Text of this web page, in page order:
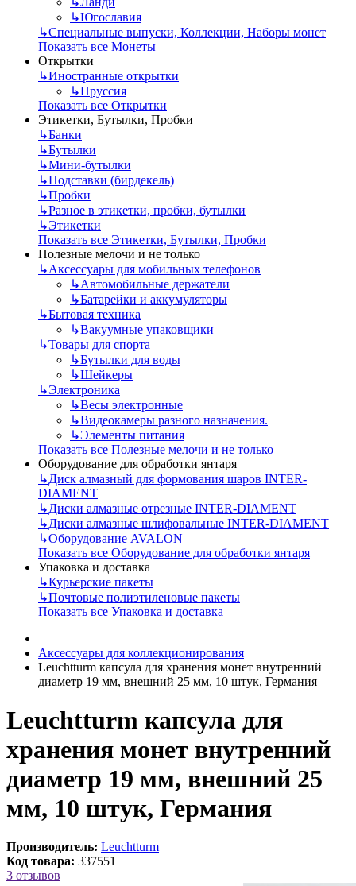
↳Югославия
↳Специальные выпуски, Коллекции, Наборы монет
Показать все Монеты
Открытки
↳Иностранные открытки
↳Пруссия
Показать все Открытки
Этикетки, Бутылки, Пробки
↳Банки
↳Бутылки
↳Мини-бутылки
↳Подставки (бирдекель)
↳Пробки
↳Разное в этикетки, пробки, бутылки
↳Этикетки
Показать все Этикетки, Бутылки, Пробки
Полезные мелочи и не только
↳Аксессуары для мобильных телефонов
↳Автомобильные держатели
↳Батарейки и аккумуляторы
↳Бытовая техника
↳Вакуумные упаковщики
↳Товары для спорта
↳Бутылки для воды
↳Шейкеры
↳Электроника
↳Весы электронные
↳Видеокамеры разного назначения.
↳Элементы питания
Показать все Полезные мелочи и не только
Оборудование для обработки янтаря
↳Диск алмазный для формования шаров INTER-
DIAMENT
↳Диски алмазные отрезные INTER-DIAMENT
↳Диски алмазные шлифовальные INTER-DIAMENT
↳Оборудование AVALON
Показать все Оборудование для обработки янтаря
Упаковка и доставка
↳Курьерские пакеты
↳Почтовые полиэтиленовые пакеты
Показать все Упаковка и доставка
Аксессуары для коллекционирования
Leuchtturm капсула для хранения монет внутренний
диаметр 19 мм, внешний 25 мм, 10 штук, Германия
Leuchtturm капсула для
хранения монет внутренний
диаметр 19 мм, внешний 25
мм, 10 штук, Германия
Производитель: Leuchtturm
Код товара: 337551
3 отзывов